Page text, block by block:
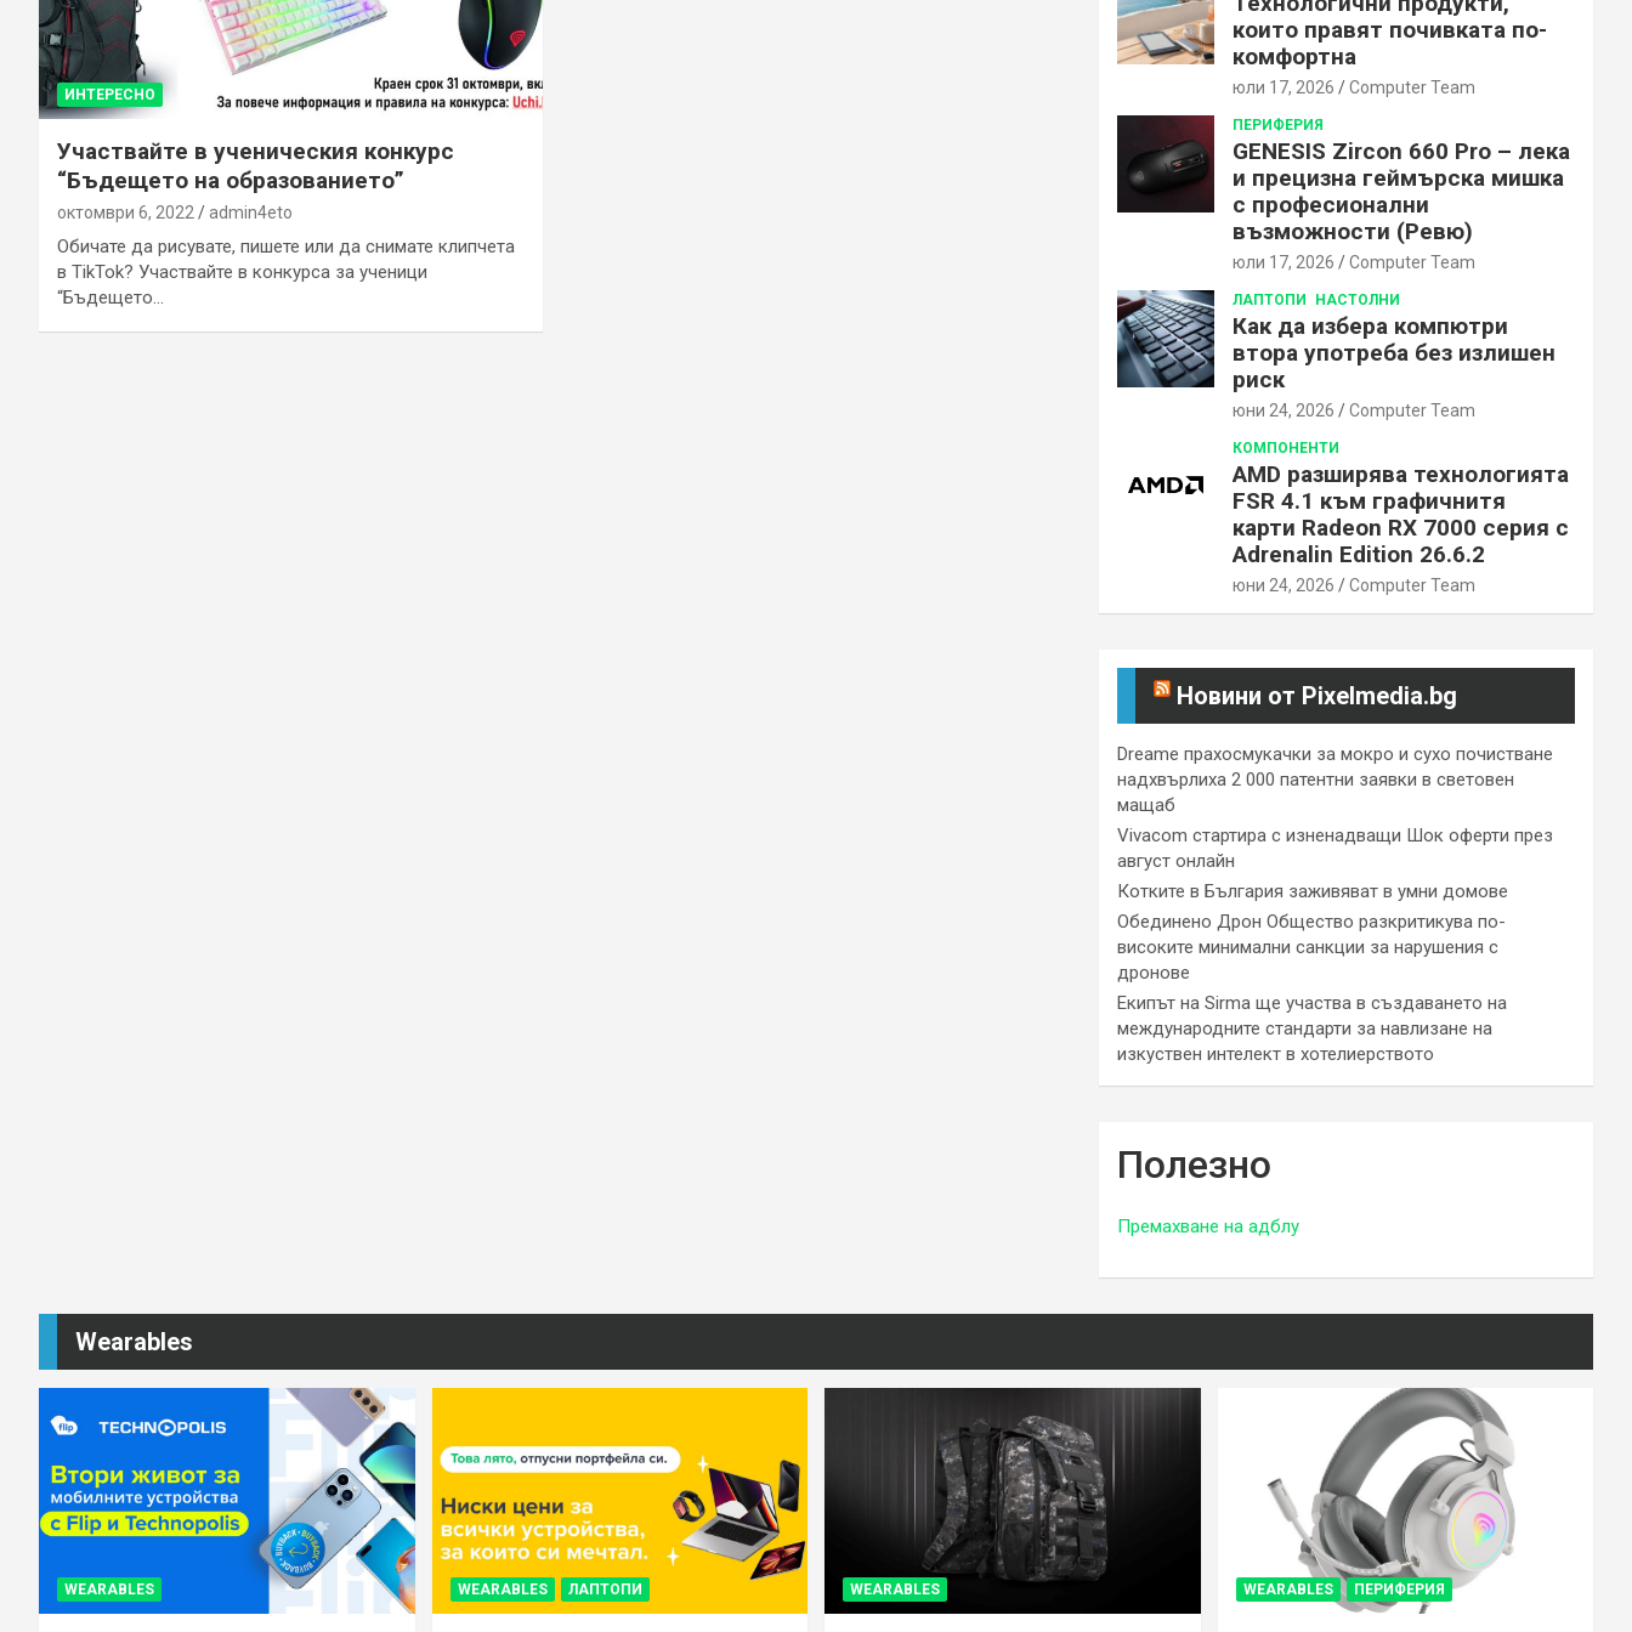
ИНТЕРЕСНО
Участвайте в ученическия конкурс
“Бъдещето на образованието”
октомври 6, 2022 admin4eto
Обичате да рисувате, пишете или да снимате клипчета
в TikTok? Участвайте в конкурса за ученици
“Бъдещето…
които правят почивката по-
комфортна
юли 17, 2026 Computer Team
ПЕРИФЕРИЯ
GENESIS Zircon 660 Pro – лека
и прецизна геймърска мишка
с професионални
възможности (Ревю)
юли 17, 2026 Computer Team
ЛАПТОПИ НАСТОЛНИ
Как да избера компютри
втора употреба без излишен
риск
юни 24, 2026 Computer Team
КОМПОНЕНТИ
AMD разширява технологията
FSR 4.1 към графичнитя
карти Radeon RX 7000 серия с
Adrenalin Edition 26.6.2
юни 24, 2026 Computer Team
Новини от Pixelmedia.bg
Dreame прахосмукачки за мокро и сухо почистване
надхвърлиха 2 000 патентни заявки в световен
мащаб
Vivacom стартира с изненадващи Шок оферти през
август онлайн
Котките в България заживяват в умни домове
Обединено Дрон Общество разкритикува по-
високите минимални санкции за нарушения с
дронове
Екипът на Sirma ще участва в създаването на
международните стандарти за навлизане на
изкуствен интелект в хотелиерството
Полезно
Премахване на адблу
Wearables
WEARABLES WEARABLES ЛАПТОПИ WEARABLES WEARABLES ПЕРИФЕРИЯ